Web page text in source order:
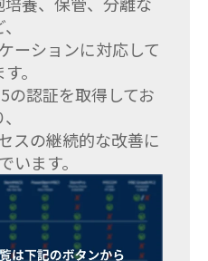
ーションに対応して
。
の認証を取得してお
スの継続的な改善に
います。